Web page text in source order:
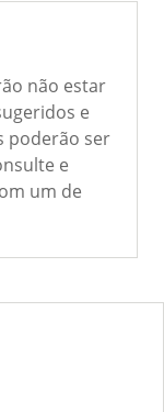
não estar
e
poderão ser
e
um de